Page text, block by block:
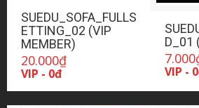
SUEDU_SOFA_FULLS
ETTING_02 (VIP
MEMBER)
20.000₫
VIP - 0đ
D_01
7.000
VIP -